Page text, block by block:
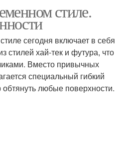
стиле.
сегодня включает в себя
хай-тек и футура, что
Вместо привычных
специальный гибкий
любые поверхности.